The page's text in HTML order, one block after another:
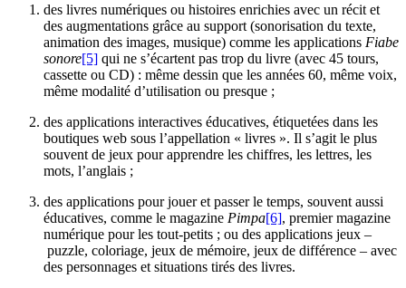
des livres numériques ou histoires enrichies avec un récit et
des augmentations grâce au support (sonorisation du texte,
animation des images, musique) comme les applications Fiabe
sonore[5] qui ne s’écartent pas trop du livre (avec 45 tours,
cassette ou CD) : même dessin que les années 60, même voix,
même modalité d’utilisation ou presque ;
des applications interactives éducatives, étiquetées dans les
boutiques web sous l’appellation « livres ». Il s’agit le plus
souvent de jeux pour apprendre les chiffres, les lettres, les
mots, l’anglais ;
des applications pour jouer et passer le temps, souvent aussi
éducatives, comme le magazine Pimpa[6], premier magazine
numérique pour les tout-petits ; ou des applications jeux –
puzzle, coloriage, jeux de mémoire, jeux de différence – avec
des personnages et situations tirés des livres.